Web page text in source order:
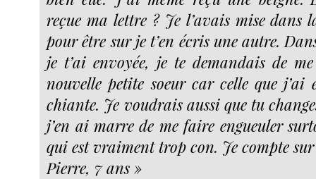
reçue ma lettre ? Je l’avais mise dans
pour être sur je t’en écris une autre.
je t’ai envoyée, je te demandais de
nouvelle petite soeur car celle que
chiante. Je voudrais aussi que tu
j’en ai marre de me faire engueuler
qui est vraiment trop con. Je compte
Pierre, 7 ans »